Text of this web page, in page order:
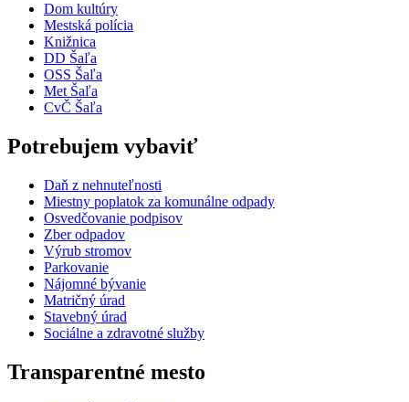
Dom kultúry
Mestská polícia
Knižnica
DD Šaľa
OSS Šaľa
Met Šaľa
CvČ Šaľa
Potrebujem vybaviť
Daň z nehnuteľnosti
Miestny poplatok za komunálne odpady
Osvedčovanie podpisov
Zber odpadov
Výrub stromov
Parkovanie
Nájomné bývanie
Matričný úrad
Stavebný úrad
Sociálne a zdravotné služby
Transparentné mesto